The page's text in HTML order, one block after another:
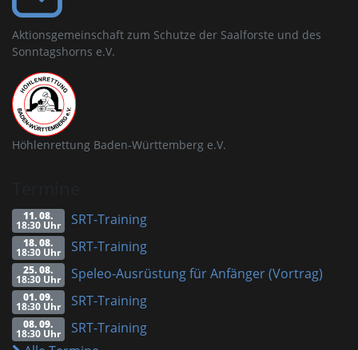
Aktionsgemeinschaft zum Schutze der Saalforste und des
Sonntagshorns e.V.
Höhlenrettung Baden-Württemberg e.V.
11. 08.
18:30 Uhr SRT-Training
18. 08.
18:30 Uhr SRT-Training
25. 08.
18:30 Uhr Speleo-Ausrüstung für Anfänger (Vortrag)
01. 09.
18:30 Uhr SRT-Training
08. 09.
18:30 Uhr
SRT-Training